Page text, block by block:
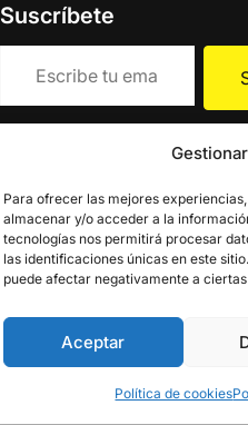
Para ofrecer las mejores
almacenar y/o acceder a la
tecnologías nos permitirá procesar
las identificaciones únicas en este
puede afectar negativamente a
Aceptar
Política de cookies
Suscríbete